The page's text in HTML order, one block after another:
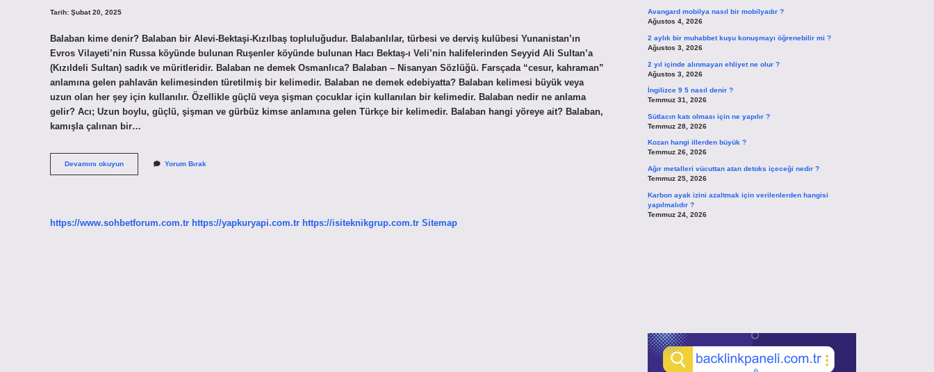
Tarih: Şubat 20, 2025
Balaban kime denir? Balaban bir Alevi-Bektaşi-Kızılbaş topluluğudur. Balabanlılar, türbesi ve derviş kulübesi Yunanistan’ın
Evros Vilayeti’nin Russa köyünde bulunan Ruşenler köyünde bulunan Hacı Bektaş-ı Veli’nin halifelerinden Seyyid Ali Sultan’a
(Kızıldeli Sultan) sadık ve müritleridir. Balaban ne demek Osmanlıca? Balaban – Nisanyan Sözlüğü. Farsçada “cesur, kahraman”
anlamına gelen pahlavān kelimesinden türetilmiş bir kelimedir. Balaban ne demek edebiyatta? Balaban kelimesi büyük veya
uzun olan her şey için kullanılır. Özellikle güçlü veya şişman çocuklar için kullanılan bir kelimedir. Balaban nedir ne anlama
gelir? Acı; Uzun boylu, güçlü, şişman ve gürbüz kimse anlamına gelen Türkçe bir kelimedir. Balaban hangi yöreye ait? Balaban,
kamışla çalınan bir…
Devamını okuyunHalk
Dilinde
Yorum Bırak
https://www.sohbetforum.com.tr https://yapkuryapi.com.tr https://isiteknikgrup.com.tr Sitemap
Avangard mobilya nasıl bir mobilyadır ?
Ağustos 4, 2026
2 aylık bir muhabbet kuşu konuşmayı öğrenebilir mi ?
Ağustos 3, 2026
2 yıl içinde alınmayan ehliyet ne olur ?
Ağustos 3, 2026
İngilizce 9 5 nasıl denir ?
Temmuz 31, 2026
Sütlacın katı olması için ne yapılır ?
Temmuz 28, 2026
Kozan hangi illerden büyük ?
Temmuz 26, 2026
Ağır metalleri vücuttan atan detoks içeceği nedir ?
Temmuz 25, 2026
Karbon ayak izini azaltmak için verilenlerden hangisi
yapılmalıdır ?
Temmuz 24, 2026